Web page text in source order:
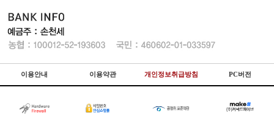
이용안내 이용약관 개인정보취급방침 PC버전